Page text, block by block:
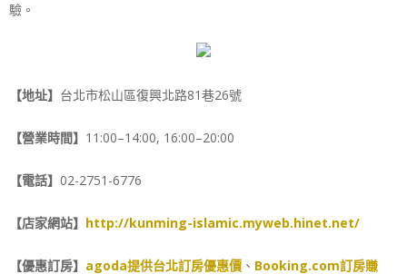
驗。
【地址】 台北市松山區復興北路81巷26號
【營業時間】 11:00–14:00, 16:00–20:00
【電話】 02-2751-6776
【店家網站】 http://kunming-islamic.myweb.hinet.net/
【優惠訂房】 agoda提供台北訂房優惠價 、 Booking.com訂房賺